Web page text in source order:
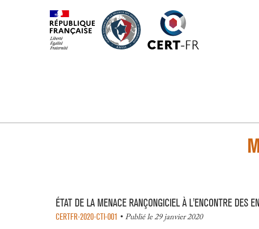
ÉTAT DE LA MENACE RANÇONGICIEL À L'ENCONTRE DES
CERTFR-2020-CTI-001 Publié le 29 janvier 2020